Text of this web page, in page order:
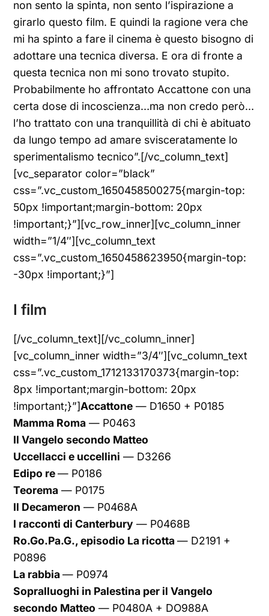
non sento la spinta, non sento l’ispirazione a
girarlo questo film. E quindi la ragione vera che
mi ha spinto a fare il cinema è questo bisogno di
adottare una tecnica diversa. E ora di fronte a
questa tecnica non mi sono trovato stupito.
Probabilmente ho affrontato Accattone con una
certa dose di incoscienza…ma non credo però…
l’ho trattato con una tranquillità di chi è abituato
da lungo tempo ad amare svisceratamente lo
sperimentalismo tecnico”.[/vc_column_text]
[vc_separator color=”black”
css=”.vc_custom_1650458500275{margin-top:
50px !important;margin-bottom: 20px
!important;}”][vc_row_inner][vc_column_inner
width=”1/4″][vc_column_text
css=”.vc_custom_1650458623950{margin-top:
-30px !important;}”]
I film
[/vc_column_text][/vc_column_inner]
[vc_column_inner width=”3/4″][vc_column_text
css=”.vc_custom_1712133170373{margin-top:
8px !important;margin-bottom: 20px
!important;}”]Accattone — D1650 + P0185
Mamma Roma — P0463
Il Vangelo secondo Matteo
Uccellacci e uccellini — D3266
Edipo re— P0186
Teorema — P0175
Il Decameron — P0468A
I racconti di Canterbury — P0468B
Ro.Go.Pa.G., episodio La ricotta— D2191 +
P0896
La rabbia— P0974
Sopralluoghi in Palestina per il Vangelo
secondo Matteo — P0480A + DO988A